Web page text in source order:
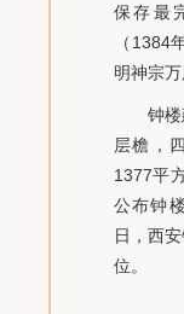
保存最
（1384
明神宗
钟
层檐，
1377平
公布钟
日，西
位。